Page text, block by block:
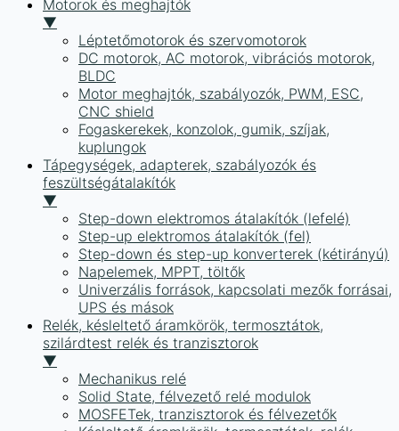
Motorok és meghajtók
▼
Léptetőmotorok és szervomotorok
DC motorok, AC motorok, vibrációs motorok,
BLDC
Motor meghajtók, szabályozók, PWM, ESC,
CNC shield
Fogaskerekek, konzolok, gumik, szíjak,
kuplungok
Tápegységek, adapterek, szabályozók és
feszültségátalakítók
▼
Step-down elektromos átalakítók (lefelé)
Step-up elektromos átalakítók (fel)
Step-down és step-up konverterek (kétirányú)
Napelemek, MPPT, töltők
Univerzális források, kapcsolati mezők forrásai,
UPS és mások
Relék, késleltető áramkörök, termosztátok,
szilárdtest relék és tranzisztorok
▼
Mechanikus relé
Solid State, félvezető relé modulok
MOSFETek, tranzisztorok és félvezetők